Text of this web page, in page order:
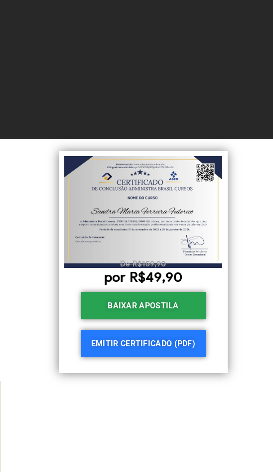
De R$159,90
por R$49,90
BAIXAR APOSTILA
EMITIR CERTIFICADO (PDF)